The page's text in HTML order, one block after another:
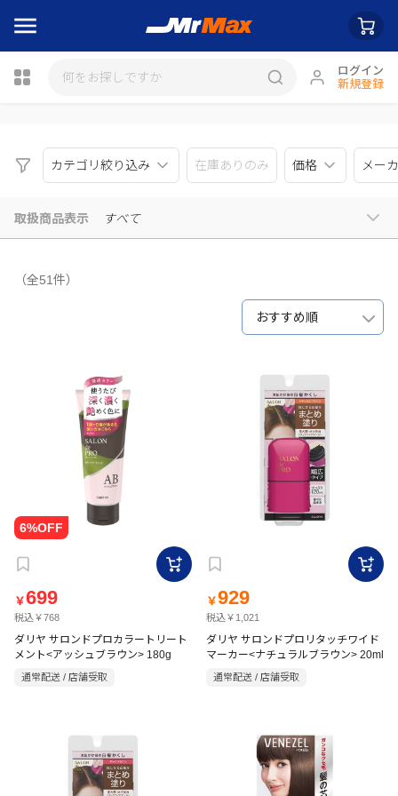
ログイン
新規登録
カテゴリ絞り込み 在庫ありのみ 価格 メー
取扱商品表示 すべて
（全51件）
おすすめ順
￥699
税込￥768
ダリヤ サロンドプロカラートリート
メント<アッシュブラウン> 180g
通常配送 / 店舗受取
￥929
税込￥1,021
ダリヤ サロンドプロリタッチワイド
マーカー<ナチュラルブラウン> 20ml
通常配送 / 店舗受取